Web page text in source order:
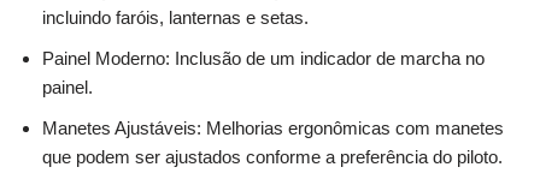
incluindo faróis, lanternas e setas.
Painel Moderno: Inclusão de um indicador de marcha no
painel.
Manetes Ajustáveis: Melhorias ergonômicas com manetes
que podem ser ajustados conforme a preferência do piloto.